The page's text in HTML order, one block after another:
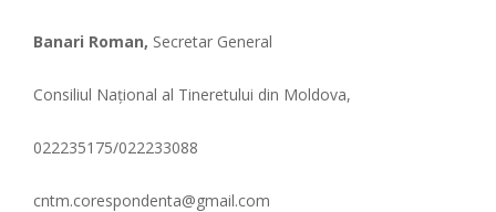
Banari Roman, Secretar General
Consiliul Național al Tineretului din Moldova,
022235175/022233088
cntm.corespondenta@gmail.com